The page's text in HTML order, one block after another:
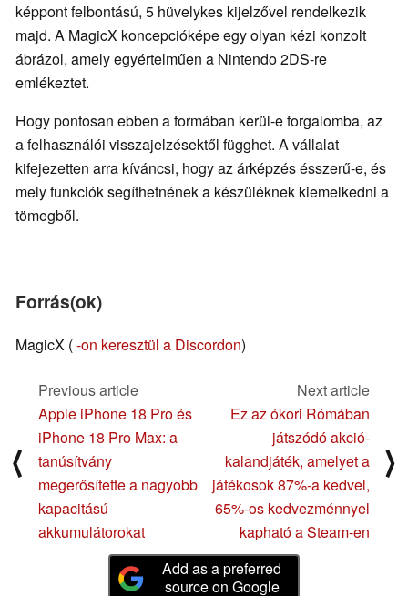
képpont felbontású, 5 hüvelykes kijelzővel rendelkezik
majd. A MagicX koncepcióképe egy olyan kézi konzolt
ábrázol, amely egyértelműen a Nintendo 2DS-re
emlékeztet.
Hogy pontosan ebben a formában kerül-e forgalomba, az
a felhasználói visszajelzésektől függhet. A vállalat
kifejezetten arra kíváncsi, hogy az árképzés ésszerű-e, és
mely funkciók segíthetnének a készüléknek kiemelkedni a
tömegből.
Forrás(ok)
MagicX (-on keresztül a Discordon)
⟨
Previous article
Apple iPhone 18 Pro és
iPhone 18 Pro Max: a
tanúsítvány
megerősítette a nagyobb
kapacitású
akkumulátorokat
Next article
Ez az ókori Rómában
játszódó akció-
kalandjáték, amelyet a
játékosok 87%-a kedvel,
65%-os kedvezménnyel
kapható a Steam-en
⟩
Add as a preferred
source on Google